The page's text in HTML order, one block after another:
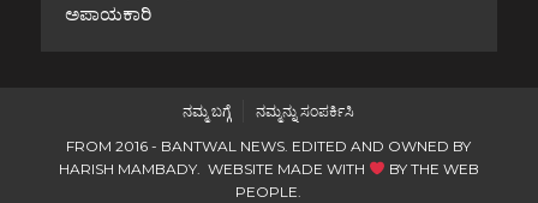
ಅಪಾಯಕಾರಿ
ನಮ್ಮ ಬಗ್ಗೆ
ನಮ್ಮನ್ನು ಸಂಪರ್ಕಿಸಿ
FROM 2016 - BANTWAL NEWS. EDITED AND OWNED BY
HARISH MAMBADY. WEBSITE MADE WITH
BY THE WEB
PEOPLE.